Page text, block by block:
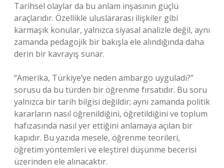
Tarihsel olaylar da bu anlam inşasının güçlü
araçlarıdır. Özellikle uluslararası ilişkiler gibi
karmaşık konular, yalnızca siyasal analizle değil, aynı
zamanda pedagojik bir bakışla ele alındığında daha
derin bir kavrayış sunar.
“Amerika, Türkiye’ye neden ambargo uyguladı?”
sorusu da bu türden bir öğrenme fırsatıdır. Bu soru
yalnızca bir tarih bilgisi değildir; aynı zamanda politik
kararların nasıl öğrenildiğini, öğretildiğini ve toplum
hafızasında nasıl yer ettiğini anlamaya açılan bir
kapıdır. Bu yazıda mesele, öğrenme teorileri,
öğretim yöntemleri ve eleştirel düşünme becerisi
üzerinden ele alınacaktır.